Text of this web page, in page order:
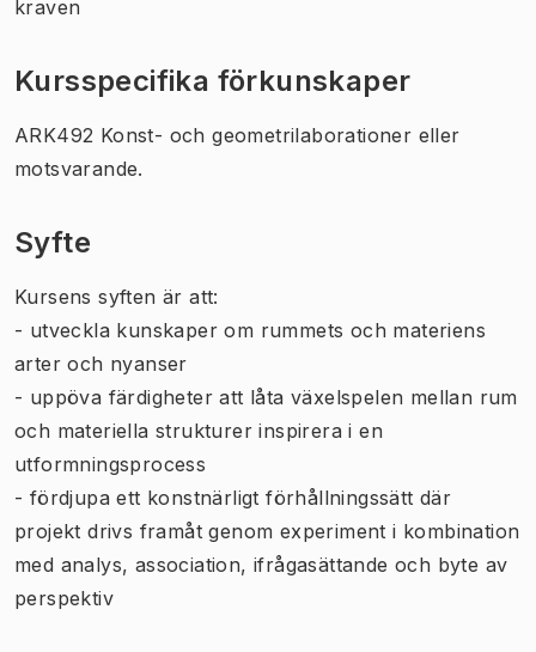
kraven
Kursspecifika förkunskaper
ARK492 Konst- och geometrilaborationer eller
motsvarande.
Syfte
Kursens syften är att:
- utveckla kunskaper om rummets och materiens
arter och nyanser
- uppöva färdigheter att låta växelspelen mellan rum
och materiella strukturer inspirera i en
utformningsprocess
- fördjupa ett konstnärligt förhållningssätt där
projekt drivs framåt genom experiment i kombination
med analys, association, ifrågasättande och byte av
perspektiv